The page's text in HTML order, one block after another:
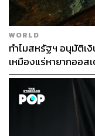
WORLD
ทำไมสหรัฐฯ อนุมัติเ
เหมืองแร่หายากออส